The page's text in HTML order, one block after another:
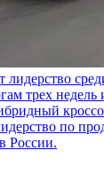
лидерство
трех недель
по
России.